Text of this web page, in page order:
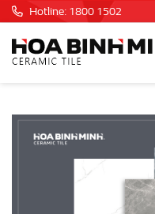
Hotline: 1800 1502